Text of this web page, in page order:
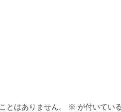
とはありません。 ※ が付いてい